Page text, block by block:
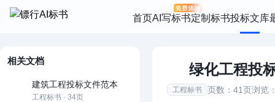
首页AI写标书定制标书投标文库
相关文档
建筑工程投标文件范本
工程标书 · 34页
绿化工程投
工程标书 页数：41页浏览